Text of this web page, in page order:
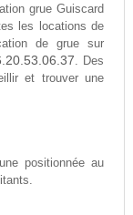
grue Guiscard
les locations de
de grue sur
. Des
et trouver une
positionnée au